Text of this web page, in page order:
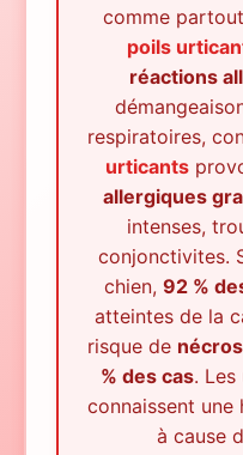
comme
poils
réactions
respiratoires,
urticants
allergiques
intenses,
conjonctivites.
chien, 92 %
atteintes de la
risque de
% des cas.
connaissent une
à cause